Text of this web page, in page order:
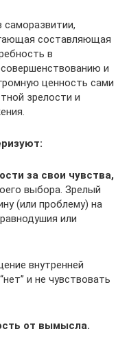
составляющая
в
и
ценность сами
зрелости и
за свои чувства,
выбора. Зрелый
(или проблему) на
или
внутренней
и не чувствовать
от вымысла.